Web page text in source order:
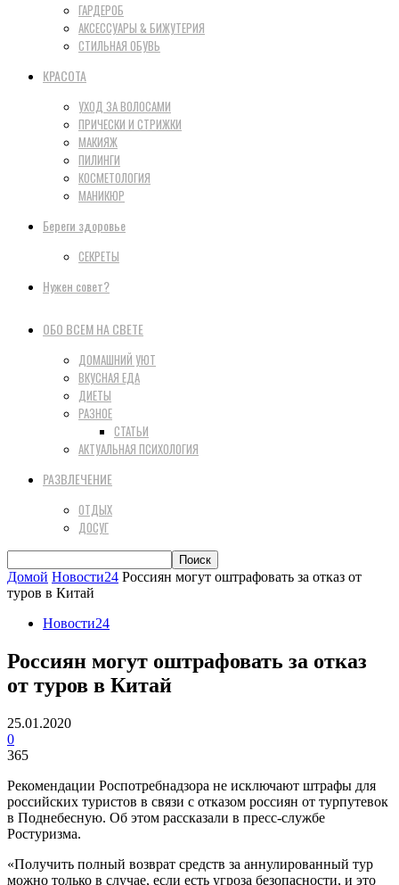
ГАРДЕРОБ
АКСЕССУАРЫ & БИЖУТЕРИЯ
СТИЛЬНАЯ ОБУВЬ
КРАСОТА
УХОД ЗА ВОЛОСАМИ
ПРИЧЕСКИ И СТРИЖКИ
МАКИЯЖ
ПИЛИНГИ
КОСМЕТОЛОГИЯ
МАНИКЮР
Береги здоровье
СЕКРЕТЫ
Нужен совет?
ОБО ВСЕМ НА СВЕТЕ
ДОМАШНИЙ УЮТ
ВКУСНАЯ ЕДА
ДИЕТЫ
РАЗНОЕ
СТАТЬИ
АКТУАЛЬНАЯ ПСИХОЛОГИЯ
РАЗВЛЕЧЕНИЕ
ОТДЫХ
ДОСУГ
Домой Новости24 Россиян могут оштрафовать за отказ от
туров в Китай
Новости24
Россиян могут оштрафовать за отказ
от туров в Китай
25.01.2020
0
365
Рекомендации Роспотребнадзора не исключают штрафы для
российских туристов в связи с отказом россиян от турпутевок
в Поднебесную. Об этом рассказали в пресс-службе
Ростуризма.
«Получить полный возврат средств за аннулированный тур
можно только в случае, если есть угроза безопасности, и это